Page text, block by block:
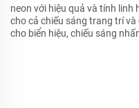
neon với hiệu quả và tính linh
cho cả chiếu sáng trang trí
cho biển hiệu, chiếu sáng